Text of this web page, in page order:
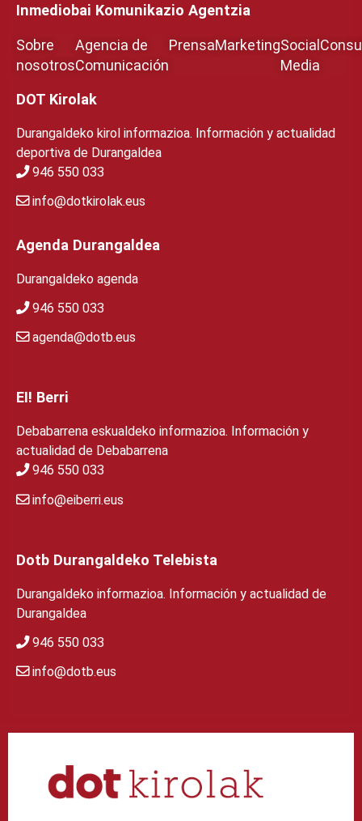
Inmediobai Komunikazio Agentzia
Sobre
nosotros
Agencia de
Comunicación
PrensaMarketingSocial
Media
DOT Kirolak
Durangaldeko kirol informazioa. Información y actualidad
deportiva de Durangaldea
946 550 033
info@dotkirolak.eus
Agenda Durangaldea
Durangaldeko agenda
946 550 033
agenda@dotb.eus
EI! Berri
Debabarrena eskualdeko informazioa. Información y
actualidad de Debabarrena
946 550 033
info@eiberri.eus
Dotb Durangaldeko Telebista
Durangaldeko informazioa. Información y actualidad de
Durangaldea
946 550 033
info@dotb.eus